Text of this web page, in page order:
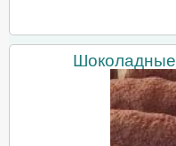
Шоколадные